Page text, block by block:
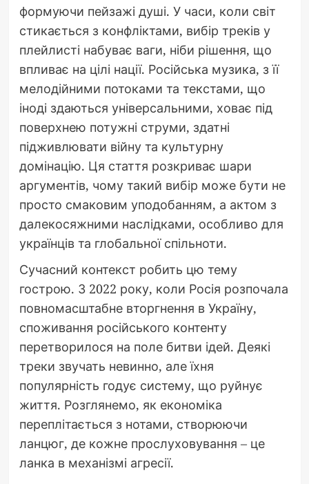
формуючи пейзажі душі. У часи, коли світ
стикається з конфліктами, вибір треків у
плейлисті набуває ваги, ніби рішення, що
впливає на цілі нації. Російська музика, з її
мелодійними потоками та текстами, що
іноді здаються універсальними, ховає під
поверхнею потужні струми, здатні
підживлювати війну та культурну
домінацію. Ця стаття розкриває шари
аргументів, чому такий вибір може бути не
просто смаковим уподобанням, а актом з
далекосяжними наслідками, особливо для
українців та глобальної спільноти.
Сучасний контекст робить цю тему
гострою. З 2022 року, коли Росія розпочала
повномасштабне вторгнення в Україну,
споживання російського контенту
перетворилося на поле битви ідей. Деякі
треки звучать невинно, але їхня
популярність годує систему, що руйнує
життя. Розглянемо, як економіка
переплітається з нотами, створюючи
ланцюг, де кожне прослуховування – це
ланка в механізмі агресії.